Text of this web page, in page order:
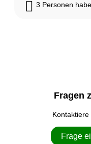
3 Personen
Fragen
Kontaktiere
Frage